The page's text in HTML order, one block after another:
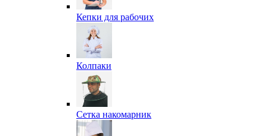
Кепки для рабочих
Колпаки
Сетка накомарник